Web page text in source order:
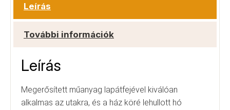
Leírás
További információk
Leírás
Megerősített műanyag lapátfejével kiválóan
alkalmas az utakra, és a ház köré lehullott hó